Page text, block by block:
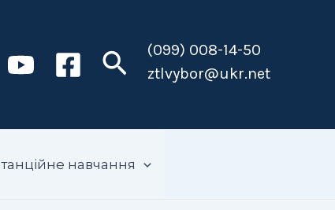
Пошук(099) 008-14-50
ztlvybor@ukr.net
навчання